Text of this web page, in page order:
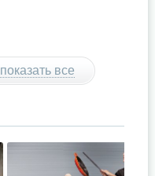
показать все